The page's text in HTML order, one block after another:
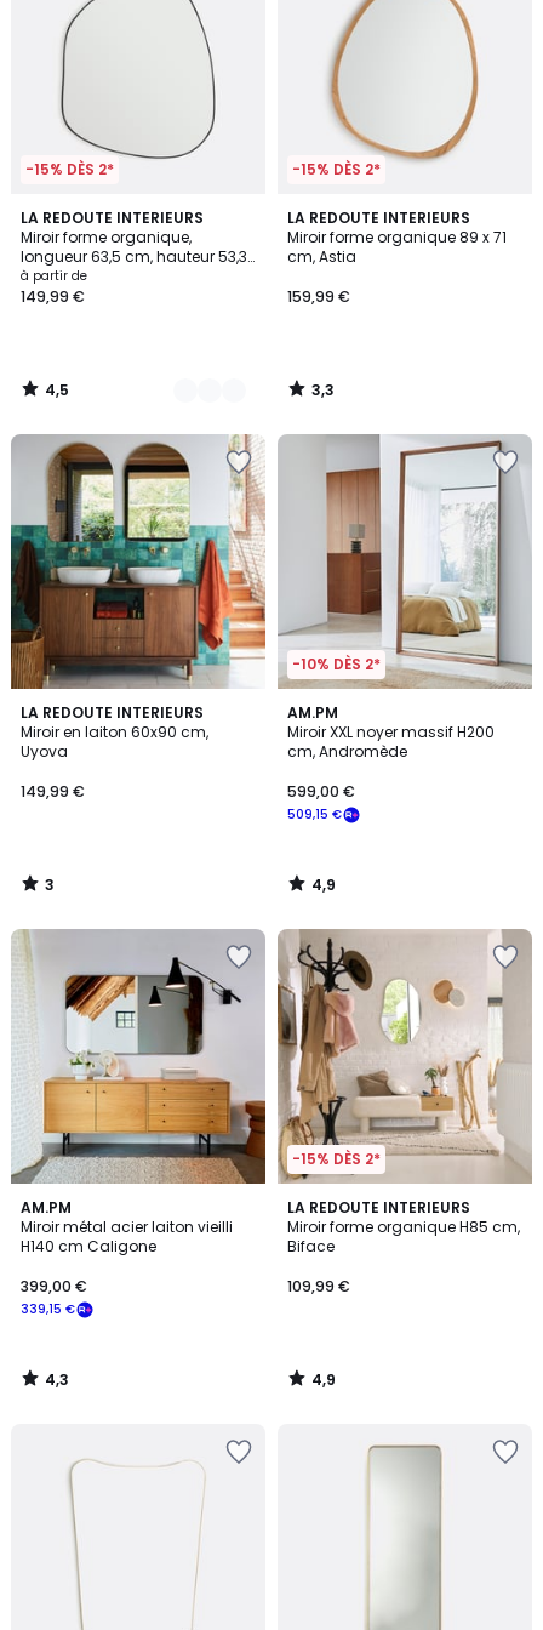
-15% DÈS 2*
LA REDOUTE INTERIEURS
Miroir forme organique,
longueur 63,5 cm, hauteur 53,3
cm, ORNICA
à partir de
149,99 €
4,5
/ 5
2
Couleurs
4,5
/
-15% DÈS 2*
LA REDOUTE INTERIEURS
Miroir forme organique 89 x 71
cm, Astia
159,99 €
3,3
/ 5
3,3
/
LA REDOUTE INTERIEURS
Miroir en laiton 60x90 cm,
Uyova
149,99 €
3
/
5
3
/
-10% DÈS 2*
AM.PM
Miroir XXL noyer massif H200
cm, Andromède
509,15 €
599,00 €
4,9
/ 5
4,9
/
AM.PM
Miroir métal acier laiton vieilli
H140 cm Caligone
339,15 €
399,00 €
4,3
/ 5
4,3
/
-15% DÈS 2*
LA REDOUTE INTERIEURS
Miroir forme organique H85 cm,
Biface
109,99 €
4,9
/ 5
4,9
/